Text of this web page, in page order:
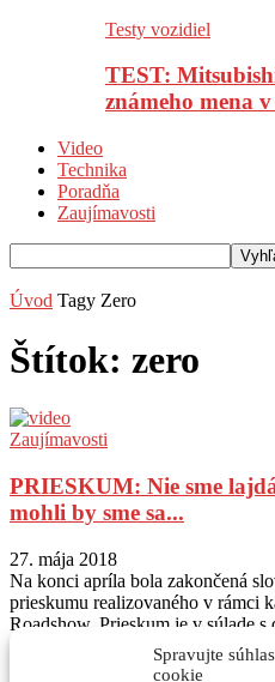
Spravujte
cookie
Testy vozidiel
TEST:
známeho mena
Video
Technika
Poradňa
Zaujímavosti
Úvod Tagy Zero
Štítok: zero
Zaujímavosti
PRIESKUM: Nie sme
mohli by sme sa...
27. mája 2018
Na konci apríla bola zakončená
prieskumu realizovaného v rámci
Roadshow. Prieskum je v súlade s
Sledujte nás na Instagram